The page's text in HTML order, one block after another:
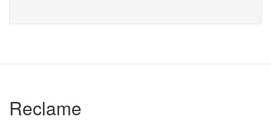
Reclame